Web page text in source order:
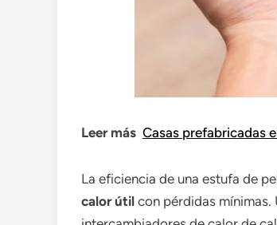
Leer más Casas prefabricadas
La eficiencia de una estufa de
calor útil con pérdidas